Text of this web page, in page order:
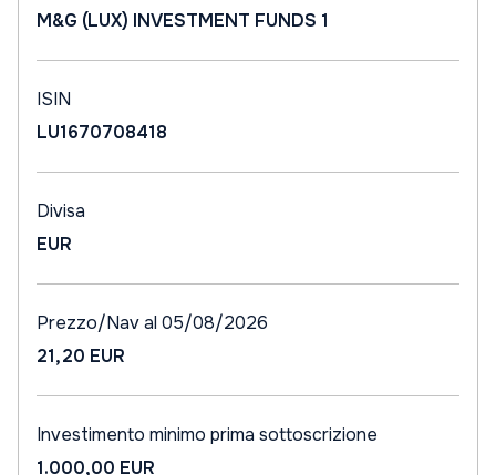
M&G (LUX) INVESTMENT FUNDS 1
ISIN
LU1670708418
Divisa
EUR
Prezzo/Nav al 05/08/2026
21,20 EUR
Investimento minimo prima sottoscrizione
1.000,00 EUR